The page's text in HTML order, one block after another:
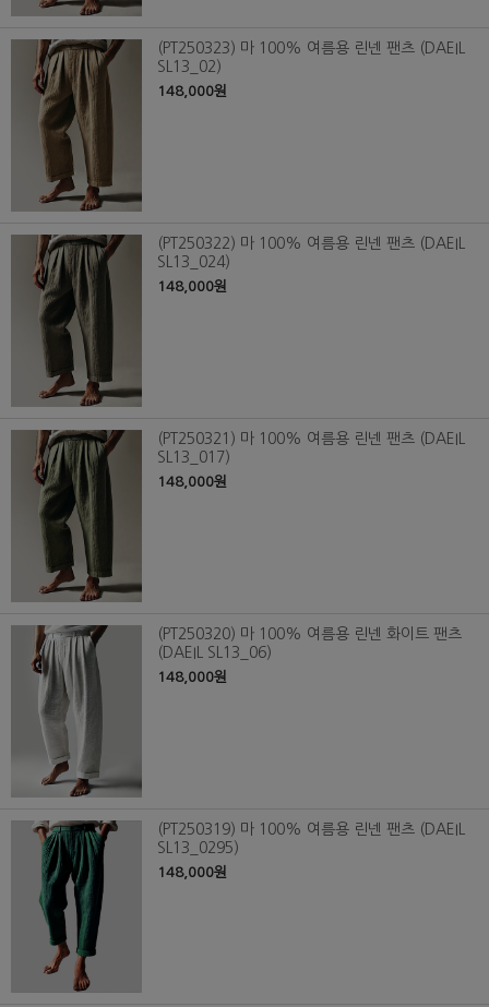
(PT250323) 마 100% 여름용 린넨 팬츠 (DAEIL
SL13_02)
148,000원
(PT250322) 마 100% 여름용 린넨 팬츠 (DAEIL
SL13_024)
148,000원
(PT250321) 마 100% 여름용 린넨 팬츠 (DAEIL
SL13_017)
148,000원
(PT250320) 마 100% 여름용 린넨 화이트 팬츠
(DAEIL SL13_06)
148,000원
(PT250319) 마 100% 여름용 린넨 팬츠 (DAEIL
SL13_0295)
148,000원